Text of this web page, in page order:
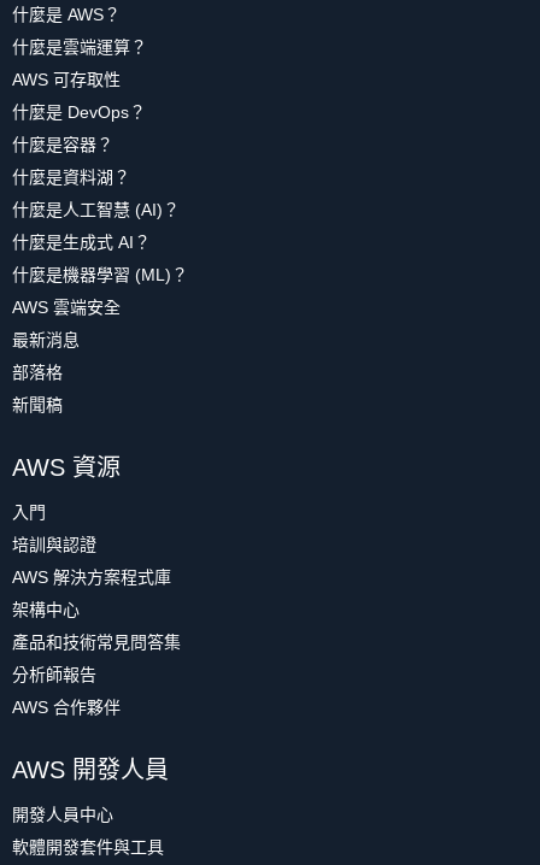
什麼是 AWS？
什麼是雲端運算？
AWS 可存取性
什麼是 DevOps？
什麼是容器？
什麼是資料湖？
什麼是人工智慧 (AI)？
什麼是生成式 AI？
什麼是機器學習 (ML)？
AWS 雲端安全
最新消息
部落格
新聞稿
AWS 資源
入門
培訓與認證
AWS 解決方案程式庫
架構中心
產品和技術常見問答集
分析師報告
AWS 合作夥伴
AWS 開發人員
開發人員中心
軟體開發套件與工具